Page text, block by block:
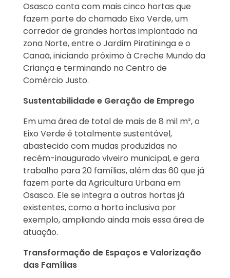
Osasco conta com mais cinco hortas que
fazem parte do chamado Eixo Verde, um
corredor de grandes hortas implantado na
zona Norte, entre o Jardim Piratininga e o
Canaã, iniciando próximo à Creche Mundo da
Criança e terminando no Centro de
Comércio Justo.
Sustentabilidade e Geração de Emprego
Em uma área de total de mais de 8 mil m², o
Eixo Verde é totalmente sustentável,
abastecido com mudas produzidas no
recém-inaugurado viveiro municipal, e gera
trabalho para 20 famílias, além das 60 que já
fazem parte da Agricultura Urbana em
Osasco. Ele se integra a outras hortas já
existentes, como a horta inclusiva por
exemplo, ampliando ainda mais essa área de
atuação.
Transformação de Espaços e Valorização
das Famílias